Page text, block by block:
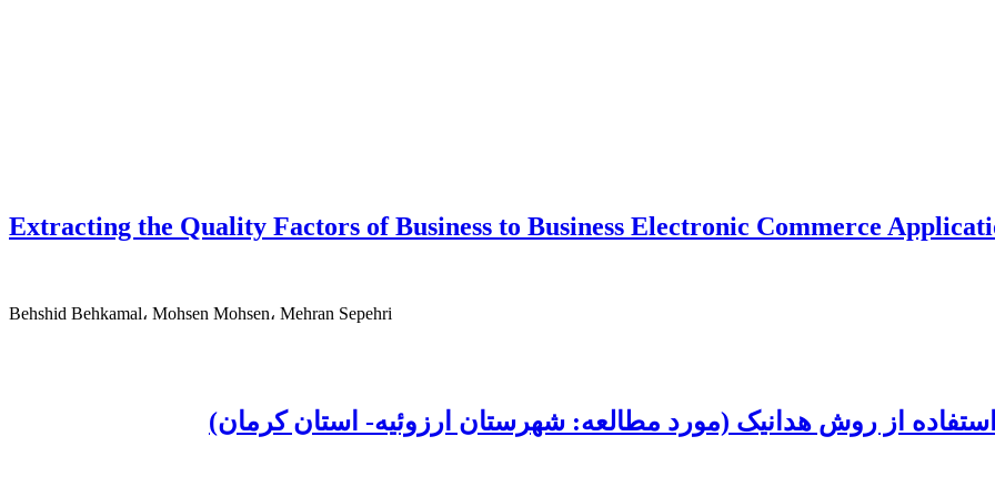
Extracting the Quality Factors of Business to Business Electronic Commerce
Behshid Behkamal، Mohsen Mohsen، Mehran Sepehri
از روش هدانیک (مورد مطالعه: شهرستان ارزوئیه- استان کرمان)